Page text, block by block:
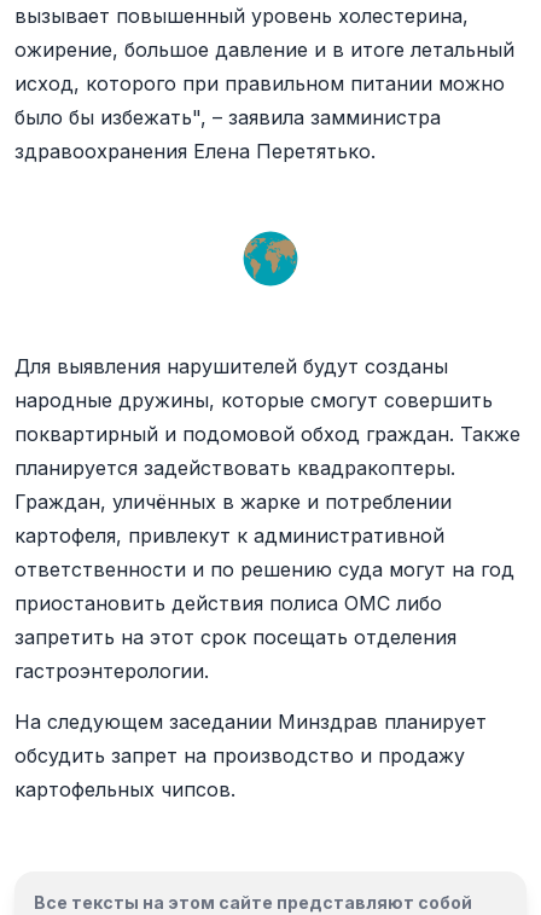
вызывает повышенный уровень холестерина,
ожирение, большое давление и в итоге летальный
исход, которого при правильном питании можно
было бы избежать", – заявила замминистра
здравоохранения Елена Перетятько.
Для выявления нарушителей будут созданы
народные дружины, которые смогут совершить
поквартирный и подомовой обход граждан. Также
планируется задействовать квадракоптеры.
Граждан, уличённых в жарке и потреблении
картофеля, привлекут к административной
ответственности и по решению суда могут на год
приостановить действия полиса ОМС либо
запретить на этот срок посещать отделения
гастроэнтерологии.
На следующем заседании Минздрав планирует
обсудить запрет на производство и продажу
картофельных чипсов.
Все тексты на этом сайте представляют собой